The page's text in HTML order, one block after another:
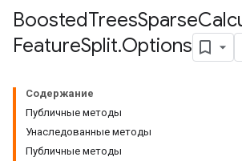
BoostedTreesSparse
FeatureSplit.Options
Содержание
Публичные методы
Унаследованные методы
Публичные методы